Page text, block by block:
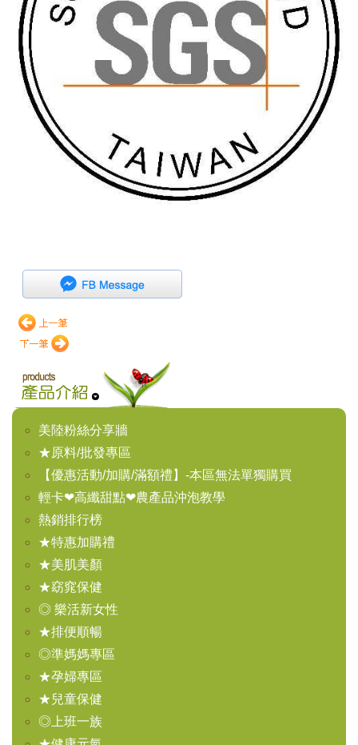
美陸粉絲分享牆
★原料/批發專區
【優惠活動/加購/滿額禮】-本區無法單獨購買
輕卡❤高纖甜點❤農產品沖泡教學
熱銷排行榜
★特惠加購禮
★美肌美顏
★窈窕保健
◎ 樂活新女性
★排便順暢
◎準媽媽專區
★孕婦專區
★兒童保健
◎上班一族